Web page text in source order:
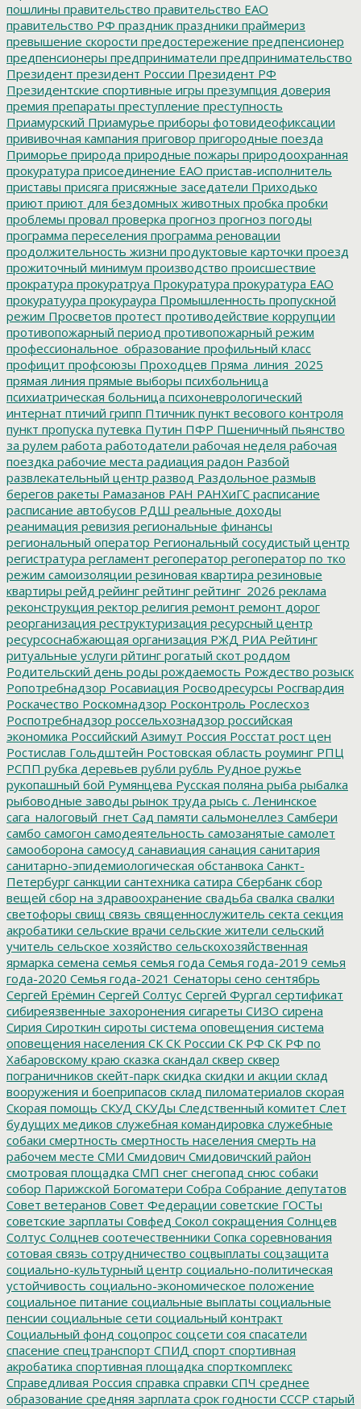
пошлины правительство правительство ЕАО
правительство РФ праздник праздники праймериз
превышение скорости предостережение предпенсионер
предпенсионеры предприниматели предпринимательство
Президент президент России Президент РФ
Президентские спортивные игры презумпция доверия
премия препараты преступление преступность
Приамурский Приамурье приборы фотовидеофиксации
прививочная кампания приговор пригородные поезда
Приморье природа природные пожары природоохранная
прокуратура присоединение ЕАО пристав-исполнитель
приставы присяга присяжные заседатели Приходько
приют приют для бездомных животных пробка пробки
проблемы провал проверка прогноз прогноз погоды
программа переселения программа реновации
продолжительность жизни продуктовые карточки проезд
прожиточный минимум производство происшествие
прократура прокуратруа Прокуратура прокуратура ЕАО
прокуратуура прокураура Промышленность пропускной
режим Просветов протест противодействие коррупции
противопожарный период противопожарный режим
профессиональное_образование профильный класс
профицит профсоюзы Проходцев Пряма_линия_2025
прямая линия прямые выборы психбольница
психиатрическая больница психоневрологический
интернат птичий грипп Птичник пункт весового контроля
пункт пропуска путевка Путин ПФР Пшеничный пьянство
за рулем работа работодатели рабочая неделя рабочая
поездка рабочие места радиация радон Разбой
развлекательный центр развод Раздольное размыв
берегов ракеты Рамазанов РАН РАНХиГС расписание
расписание автобусов РДШ реальные доходы
реанимация ревизия региональные финансы
региональный оператор Региональный сосудистый центр
регистратура регламент регоператор регоператор по тко
режим самоизоляции резиновая квартира резиновые
квартиры рейд рейинг рейтинг рейтинг_2026 реклама
реконструкция ректор религия ремонт ремонт дорог
реорганизация реструктуризация ресурсный центр
ресурсоснабжающая организация РЖД РИА Рейтинг
ритуальные услуги рйтинг рогатый скот роддом
Родительский день роды рождаемость Рождество розыск
Ропотребнадзор Росавиация Росводресурсы Росгвардия
Роскачество Роскомнадзор Росконтроль Рослесхоз
Роспотребнадзор россельхознадзор российская
экономика Российский Азимут Россия Росстат рост цен
Ростислав Гольдштейн Ростовская область роуминг РПЦ
РСПП рубка деревьев рубли рубль Рудное ружье
рукопашный бой Румянцева Русская поляна рыба рыбалка
рыбоводные заводы рынок труда рысь с. Ленинское
сага_налоговый_гнет Сад памяти сальмонеллез Самбери
самбо самогон самодеятельность самозанятые самолет
самооборона самосуд санавиация санация санитария
санитарно-эпидемиологическая обстанвока Санкт-
Петербург санкции сантехника сатира Сбербанк сбор
вещей сбор на здравоохранение свадьба свалка свалки
светофоры свищ связь священнослужитель секта секция
акробатики сельские врачи сельские жители сельский
учитель сельское хозяйство сельскохозяйственная
ярмарка семена семья семья года Семья года-2019 семья
года-2020 Семья года-2021 Сенаторы сено сентябрь
Сергей Ерёмин Сергей Солтус Сергей Фургал сертификат
сибиреязвенные захоронения сигареты СИЗО сирена
Сирия Сироткин сироты система оповещения система
оповещения населения СК СК России СК РФ СК РФ по
Хабаровскому краю сказка скандал сквер сквер
пограничников скейт-парк скидка скидки и акции склад
вооружения и боеприпасов склад пиломатериалов скорая
Скорая помощь СКУД СКУДы Следственный комитет Слет
будущих медиков служебная командировка служебные
собаки смертность смертность населения смерть на
рабочем месте СМИ Смидович Смидовичский район
смотровая площадка СМП снег снегопад снюс собаки
собор Парижской Богоматери Собра Собрание депутатов
Совет ветеранов Совет Федерации советские ГОСТы
советские зарплаты Совфед Сокол сокращения Солнцев
Солтус Солцнев соотечественники Сопка соревнования
сотовая связь сотрудничество соцвыплаты соцзащита
социально-культурный центр социально-политическая
устойчивость социально-экономическое положение
социальное питание социальные выплаты социальные
пенсии социальные сети социальный контракт
Социальный фонд соцопрос соцсети соя спасатели
спасение спецтранспорт СПИД спорт спортивная
акробатика спортивная площадка спорткомплекс
Справедливая Россия справка справки СПЧ среднее
образование средняя зарплата срок годности СССР старый